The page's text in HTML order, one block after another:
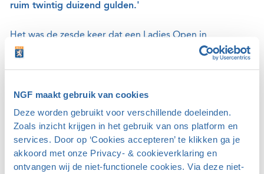
NGF maakt gebruik van cookies
Deze worden gebruikt voor verschillende doeleinden.
Zoals inzicht krijgen in het gebruik van ons platform en
services. Door op ‘Cookies accepteren’ te klikken ga je
akkoord met onze Privacy- & cookieverklaring en
ontvangen wij de niet-functionele cookies. Via deze niet-
ruim twintig duizend gulden.'
Het was de zesde keer dat een Ladies Open in
Nederland werd gespeeld en het was de tweede van
Rijk van Nijmegen het Dutch Challenge Open gespeeld.
Na Liz Weima was Rolf Muntz in 2000 de eerste
mannelijke Nederlandse winnaar. De eerste Nederlandse
winnares na Weima was Christel Boeljon, zij won vier
keer. Dewi-Claire Schreefel won één keer. Anne van Dam